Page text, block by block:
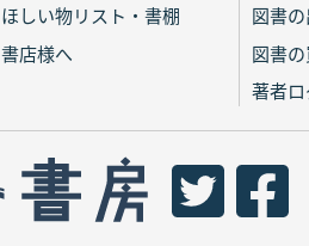
ほしい物リスト・書棚
書店様へ
図書
図書
著者